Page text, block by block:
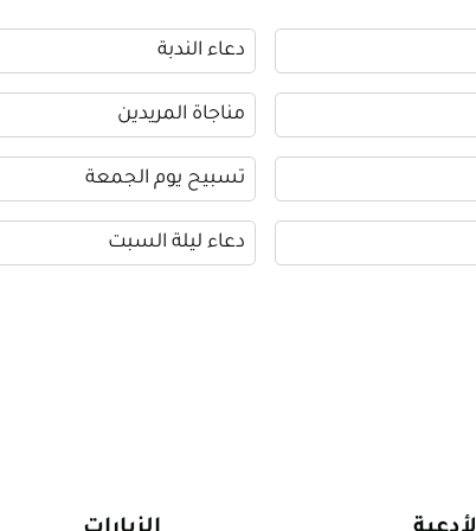
دعاء الندبة
مناجاة المريدين
تسبيح يوم الجمعة
دعاء ليلة السبت